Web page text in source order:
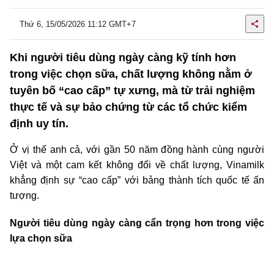
Thứ 6, 15/05/2026 11:12 GMT+7
Khi người tiêu dùng ngày càng kỹ tính hơn
trong việc chọn sữa, chất lượng không nằm ở
tuyên bố “cao cấp” tự xưng, mà từ trải nghiệm
thực tế và sự bảo chứng từ các tổ chức kiểm
định uy tín.
Ở vị thế anh cả, với gần 50 năm đồng hành cùng người
Việt và một cam kết không đổi về chất lượng, Vinamilk
khẳng định sự “cao cấp” với bảng thành tích quốc tế ấn
tượng.
Người tiêu dùng ngày càng cẩn trọng hơn trong việc
lựa chọn sữa